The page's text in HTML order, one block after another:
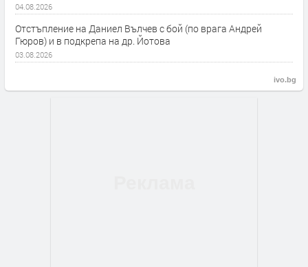
04.08.2026
Отстъпление на Даниел Вълчев с бой (по врага Андрей
Гюров) и в подкрепа на др. Йотова
03.08.2026
ivo.bg